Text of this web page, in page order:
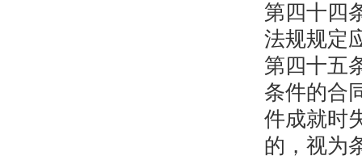
第四十四
法规规定
第四十五
条件的合
件成就时
的，视为